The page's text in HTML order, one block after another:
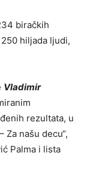
biračkih
hiljada ljudi,
Vladimir
rezultata, u
Za našu decu“,
Palma i lista